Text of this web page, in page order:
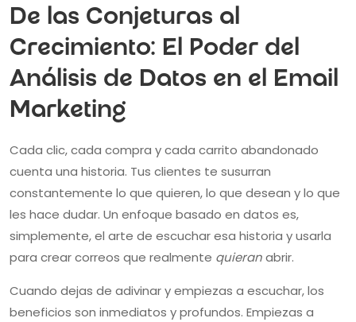
De las Conjeturas al
Crecimiento: El Poder del
Análisis de Datos en el Email
Marketing
Cada clic, cada compra y cada carrito abandonado
cuenta una historia. Tus clientes te susurran
constantemente lo que quieren, lo que desean y lo que
les hace dudar. Un enfoque basado en datos es,
simplemente, el arte de escuchar esa historia y usarla
para crear correos que realmente quieranabrir.
Cuando dejas de adivinar y empiezas a escuchar, los
beneficios son inmediatos y profundos. Empiezas a